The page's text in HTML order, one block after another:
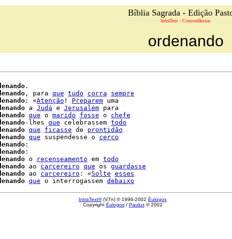
Bíblia Sagrada - Edição
IntraText - Concordâncias
ordenando
.
, para que tudo corra
sempre
: «Atenção ! Preparem uma
a Judá e Jerusalém para
que o marido fosse o chefe
-lhes que celebrassem todo
que ficasse de prontidão
que suspendesse o cerco
:
o recenseamento em todo
ao carcereiro que os guardasse
ao carcereiro : «Solte esses
que o interrogassem debaixo
IntraText®(V7n) © 1996-2002 Èulogos
Copyright Èulogos/ Paulus© 2002